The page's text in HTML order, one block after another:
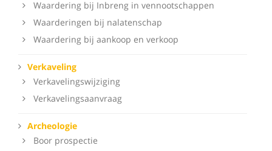
Waardering bij Inbreng in vennootschappen
Waarderingen bij nalatenschap
Waardering bij aankoop en verkoop
Verkaveling
Verkavelingswijziging
Verkavelingsaanvraag
Archeologie
Boor prospectie